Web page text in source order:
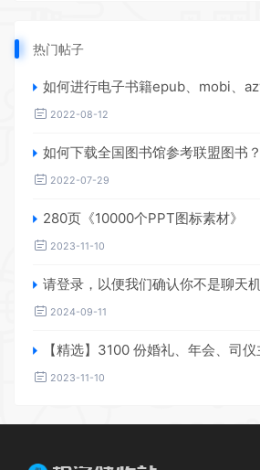
热门帖子
如何进行电子书籍epub、mobi、azw3格式互
2022-08-12
如何下载全国图书馆参考联盟图书？
2022-07-29
280页《10000个PPT图标素材》
2023-11-10
请登录，以便我们确认你不是聊天
2024-09-11
【精选】3100 份婚礼、年会、司仪主持人、台词稿、节日生
2023-11-10